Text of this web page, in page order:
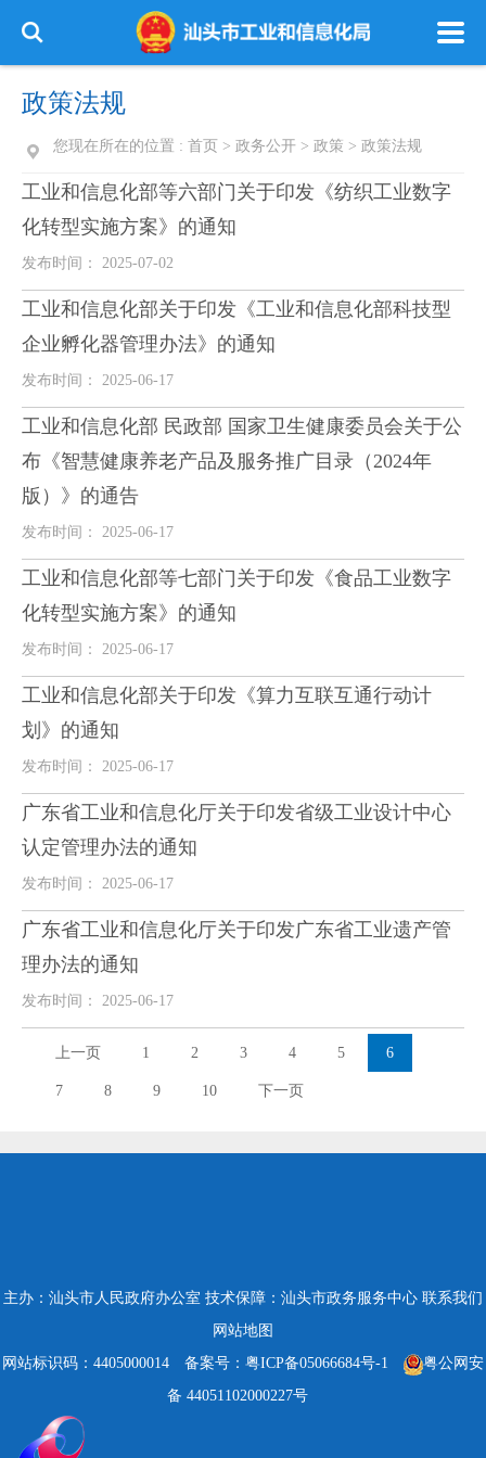
政策法规
您现在所在的位置 : 首页 > 政务公开 > 政策 > 政策法规
工业和信息化部等六部门关于印发《纺织工业数字
化转型实施方案》的通知
发布时间： 2025-07-02
工业和信息化部关于印发《工业和信息化部科技型
企业孵化器管理办法》的通知
发布时间： 2025-06-17
工业和信息化部 民政部 国家卫生健康委员会关于公
布《智慧健康养老产品及服务推广目录（2024年
版）》的通告
发布时间： 2025-06-17
工业和信息化部等七部门关于印发《食品工业数字
化转型实施方案》的通知
发布时间： 2025-06-17
工业和信息化部关于印发《算力互联互通行动计
划》的通知
发布时间： 2025-06-17
广东省工业和信息化厅关于印发省级工业设计中心
认定管理办法的通知
发布时间： 2025-06-17
广东省工业和信息化厅关于印发广东省工业遗产管
理办法的通知
发布时间： 2025-06-17
上一页 1 2 3 4 5 6
7 8 9 10 下一页
主办：汕头市人民政府办公室 技术保障：汕头市政务服务中心 联系我们
网站地图
网站标识码：4405000014
备案号：粤ICP备05066684号-1
粤公网安
备 44051102000227号